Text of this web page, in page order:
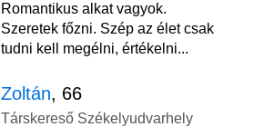
Romantikus alkat vagyok.
Szeretek főzni. Szép az élet csak
tudni kell megélni, értékelni...
Zoltán, 66
Társkereső Székelyudvarhely